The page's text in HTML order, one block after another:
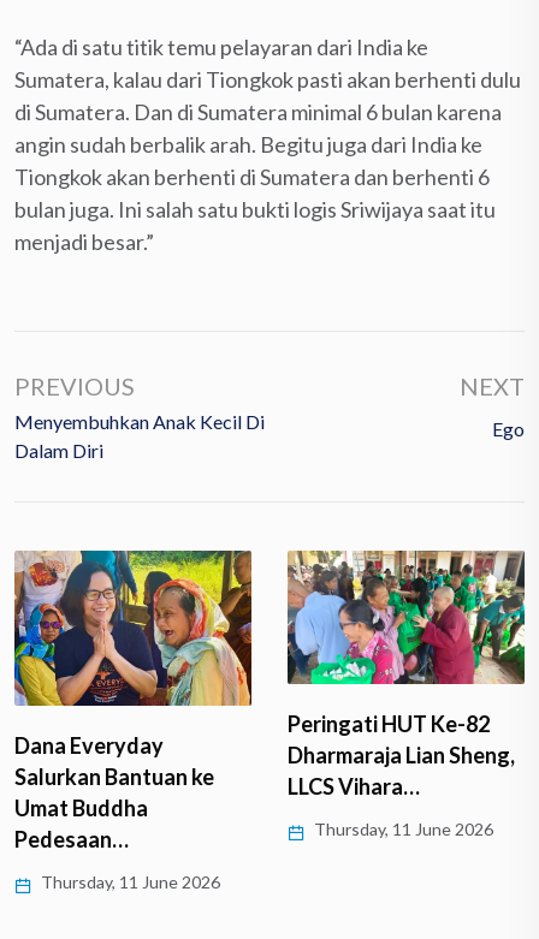
“Ada di satu titik temu pelayaran dari India ke
Sumatera, kalau dari Tiongkok pasti akan berhenti dulu
di Sumatera. Dan di Sumatera minimal 6 bulan karena
angin sudah berbalik arah. Begitu juga dari India ke
Tiongkok akan berhenti di Sumatera dan berhenti 6
bulan juga. Ini salah satu bukti logis Sriwijaya saat itu
menjadi besar.”
PREVIOUS
Menyembuhkan Anak Kecil Di
Dalam Diri
NEXT
Ego
Dana Everyday
Salurkan Bantuan ke
Umat Buddha
Pedesaan…
Thursday, 11 June 2026
Peringati HUT Ke-82
Dharmaraja Lian Sheng,
LLCS Vihara…
Thursday, 11 June 2026